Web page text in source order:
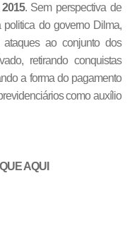
. Sem perspectiva de
do governo Dilma,
ataques ao conjunto dos
retirando conquistas
a forma do pagamento
como auxílio
AQUI